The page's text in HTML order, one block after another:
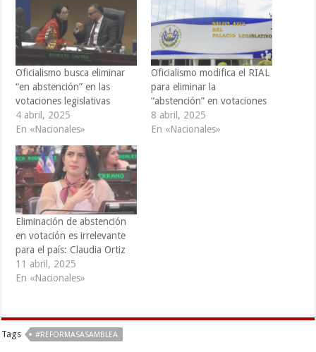
Oficialismo busca eliminar
“en abstención” en las
votaciones legislativas
4 abril, 2025
En «Nacionales»
Oficialismo modifica el RIAL
para eliminar la
“abstención” en votaciones
8 abril, 2025
En «Nacionales»
Eliminación de abstención
en votación es irrelevante
para el país: Claudia Ortiz
11 abril, 2025
En «Nacionales»
Tags #REFORMASASAMBLEA